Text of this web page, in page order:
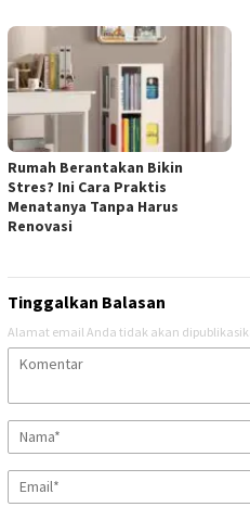
Rumah Berantakan Bikin
Stres? Ini Cara Praktis
Menatanya Tanpa Harus
Renovasi
Tinggalkan Balasan
Alamat email Anda tidak akan